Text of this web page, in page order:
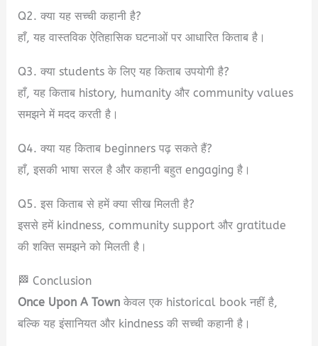
Q2. क्या यह सच्ची कहानी है?
हाँ, यह वास्तविक ऐतिहासिक घटनाओं पर आधारित किताब है।
Q3. क्या students के लिए यह किताब उपयोगी है?
हाँ, यह किताब history, humanity और community values
समझने में मदद करती है।
Q4. क्या यह किताब beginners पढ़ सकते हैं?
हाँ, इसकी भाषा सरल है और कहानी बहुत engaging है।
Q5. इस किताब से हमें क्या सीख मिलती है?
इससे हमें kindness, community support और gratitude
की शक्ति समझने को मिलती है।
🏁 Conclusion
Once Upon A Town केवल एक historical book नहीं है,
बल्कि यह इंसानियत और kindness की सच्ची कहानी है।